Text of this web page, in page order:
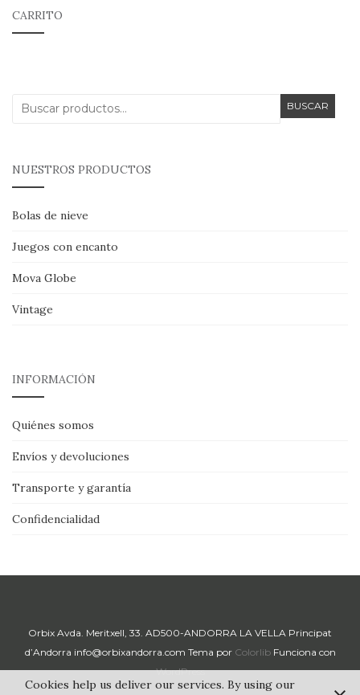
CARRITO
Buscar
BUSCAR
NUESTROS PRODUCTOS
Bolas de nieve
Juegos con encanto
Mova Globe
Vintage
INFORMACIÓN
Quiénes somos
Envíos y devoluciones
Transporte y garantía
Confidencialidad
Orbix Avda. Meritxell, 33. AD500-ANDORRA LA VELLA Principat
d’Andorra info@orbixandorra.com Tema por ColorlibFunciona con
WordPress
Cookies help us deliver our services. By using our